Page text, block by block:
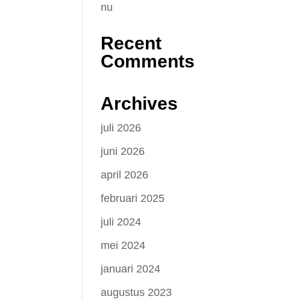
nu
Recent
Comments
Archives
juli 2026
juni 2026
april 2026
februari 2025
juli 2024
mei 2024
januari 2024
augustus 2023